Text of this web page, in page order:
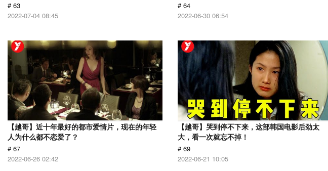
# 63
2022-07-04 08:45
# 64
2022-06-30 06:54
【越哥】近十年最好的都市爱情片，现在的年轻
人为什么都不恋爱了？
# 67
2022-06-26 02:42
【越哥】哭到停不下来，这部韩国电影后劲太
大，看一次就忘不掉！
# 69
2022-06-21 10:05